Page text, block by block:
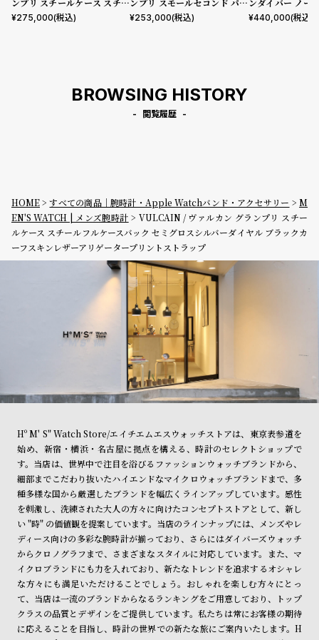
ンプリ スチールケース スチー
ルフルケースバック セミグロ
¥275,000(税込)
ンプリ スモールセコンド パー
プル ダイヤル グレー レザー
¥253,000(税込)
ンダイバー ノー
ンズケース スチ
¥440,000(税込)
BROWSING HISTORY
閲覧履歴
HOME すべての商品｜腕時計・Apple Watchバンド・アクセサリー
M
EN'S WATCH | メンズ腕時計
VULCAIN / ヴァルカン グランプリ スチー
ルケース スチールフルケースバック セミグロスシルバーダイヤル ブラックカ
ーフスキンレザーアリゲータープリントストラップ
Hº M' S" Watch Store/エイチエムエスウォッチストアは、東京表参道を
始め、新宿・横浜・名古屋に拠点を構える、時計のセレクトショップで
す。当店は、世界中で注目を浴びるファッションウォッチブランドから、
細部までこだわり抜いたハイエンドなマイクロウォッチブランドまで、多
種多様な国から厳選したブランドを幅広くラインアップしています。感性
を刺激し、洗練された大人の方々に向けたコンセプトストアとして、新し
い "時" の価値観を提案しています。当店のラインナップには、メンズやレ
ディース向けの多彩な腕時計が揃っており、さらにはダイバーズウォッチ
からクロノグラフまで、さまざまなスタイルに対応しています。また、マ
イクロブランドにも力を入れており、新たなトレンドを追求するオシャレ
な方々にも満足いただけることでしょう。おしゃれを楽しむ方々にとっ
て、当店は一流のブランドからなるランキングをご用意しており、トップ
クラスの品質とデザインをご提供しています。私たちは常にお客様の期待
に応えることを目指し、時計の世界での新たな旅にご案内いたします。H